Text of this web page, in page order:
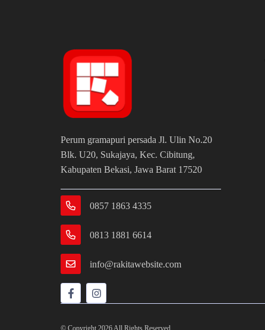
Perum gramapuri persada Jl. Ulin No.20
Blk. U20, Sukajaya, Kec. Cibitung,
Kabupaten Bekasi, Jawa Barat 17520
0857 1863 4335
0813 1881 6614
info@rakitawebsite.com